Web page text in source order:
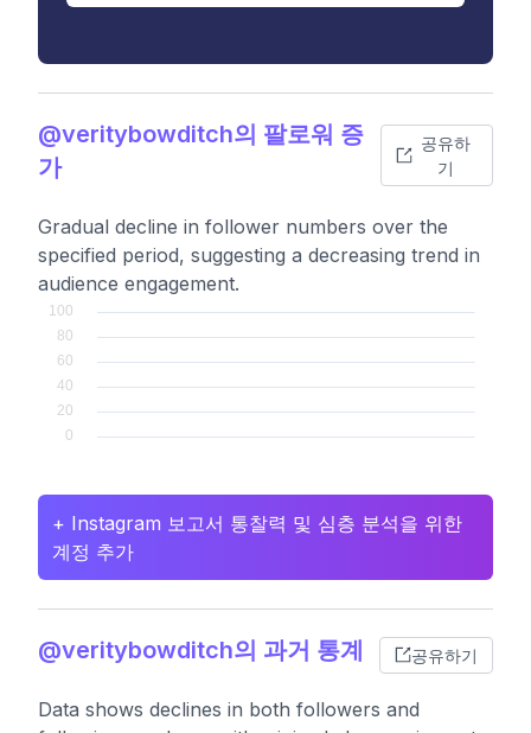
@veritybowditch의 팔로워 증
가
공유하
기
Gradual decline in follower numbers over the
specified period, suggesting a decreasing trend in
audience engagement.
+ Instagram 보고서 통찰력 및 심층 분석을 위한
계정 추가
@veritybowditch의 과거 통계 공유하기
Data shows declines in both followers and